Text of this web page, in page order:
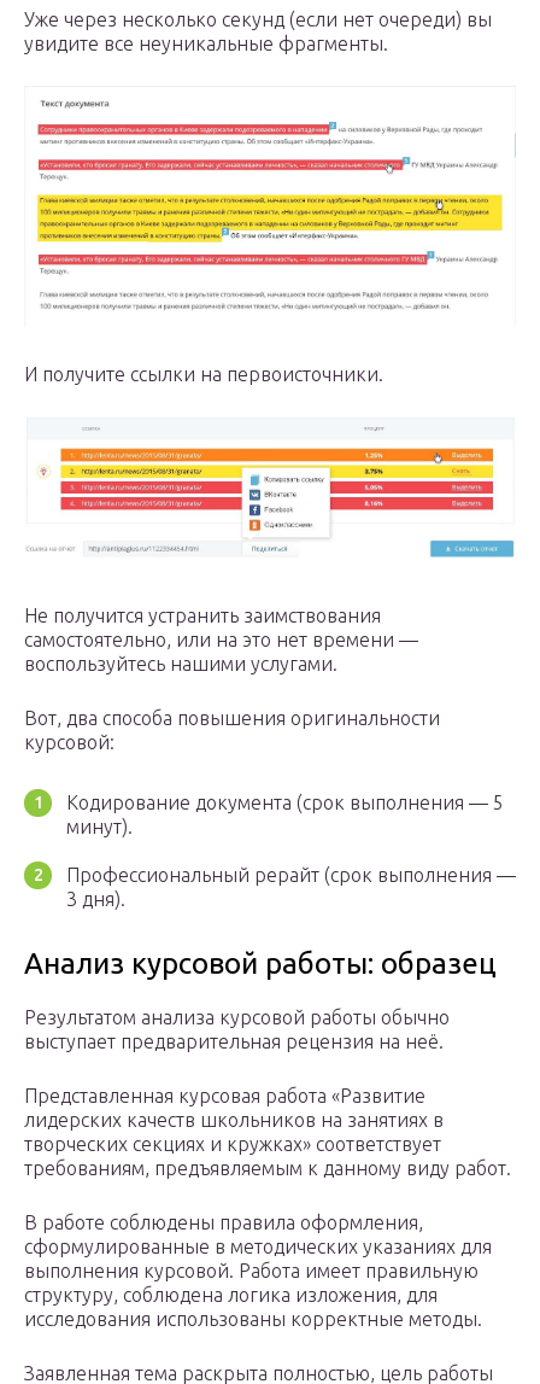
Уже через несколько секунд (если нет очереди) вы
увидите все неуникальные фрагменты.
И получите ссылки на первоисточники.
Не получится устранить заимствования
самостоятельно, или на это нет времени —
воспользуйтесь нашими услугами.
Вот, два способа повышения оригинальности
курсовой:
Кодирование документа (срок выполнения — 5
минут).
Профессиональный рерайт (срок выполнения —
3 дня).
Анализ курсовой работы: образец
Результатом анализа курсовой работы обычно
выступает предварительная рецензия на неё.
Представленная курсовая работа «Развитие
лидерских качеств школьников на занятиях в
творческих секциях и кружках» соответствует
требованиям, предъявляемым к данному виду работ.
В работе соблюдены правила оформления,
сформулированные в методических указаниях для
выполнения курсовой. Работа имеет правильную
структуру, соблюдена логика изложения, для
исследования использованы корректные методы.
Заявленная тема раскрыта полностью, цель работы